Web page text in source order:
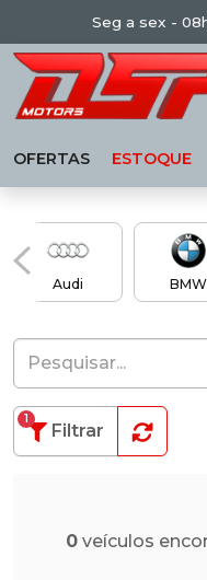
Seg a sex -
OFERTAS ESTOQUE
Audi BMW
Filtrar
1
0 veículos